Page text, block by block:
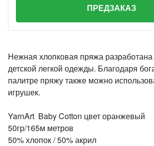
ПРЕДЗАКАЗ
Нежная хлопковая пряжа
детской легкой одежды. Благодаря
палитре пряжу также можно
игрушек.
YarnArt Baby Cotton цвет оранжевый
50гр/165м метров
50% хлопок / 50% акрил